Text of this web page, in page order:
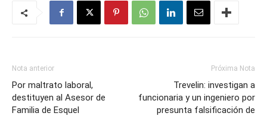
Nota anterior
Por maltrato laboral,
destituyen al Asesor de
Familia de Esquel
Próxima Nota
Trevelin: investigan a
funcionaria y un ingeniero por
presunta falsificación de